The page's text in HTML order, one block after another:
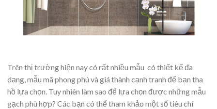
Trên thị trường hiện nay có rất nhiều mẫu có thiết kế đa
dạng, mẫu mã phong phú và giá thành cạnh tranh để bạn tha
hồ lựa chọn. Tuy nhiên làm sao để lựa chọn được những mẫu
gạch phù hợp? Các bạn có thể tham khảo một số tiêu chí